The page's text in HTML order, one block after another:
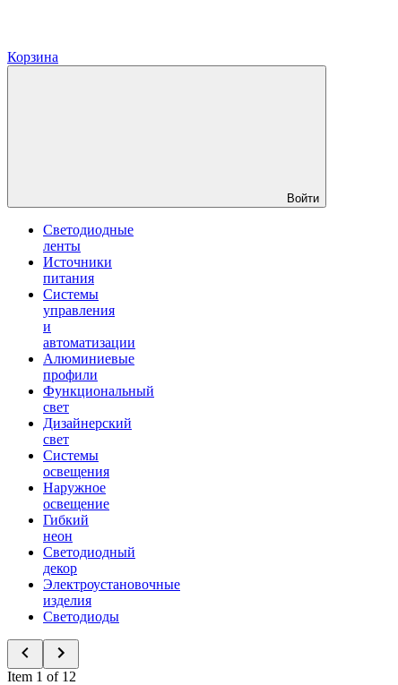
Корзина
Войти
Светодиодные
ленты
Источники
питания
Системы
управления
и
автоматизации
Алюминиевые
профили
Функциональный
свет
Дизайнерский
свет
Системы
освещения
Наружное
освещение
Гибкий
неон
Светодиодный
декор
Электроустановочные
изделия
Светодиоды
Item 1 of 12